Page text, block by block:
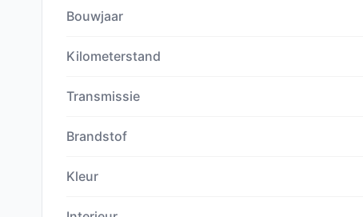
Bouwjaar
Kilometerstand
Transmissie
Brandstof
Kleur